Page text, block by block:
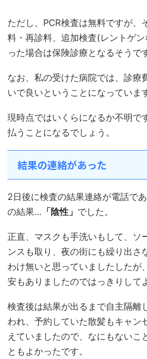
ただし、PCR検査は無料ですが、
料・再診料、追加検査(レントゲ
った場合は保険診療となるそうで
なお、私の受けた病院では、診療
いで良いということになっていま
現時点ではいくらになるか不明で
払うことになるでしょう。
結果の連絡があった
2日後に検査の結果連絡が電話で
の結果… 「陰性」 でした。
正直、マスクも手洗いもして、ソ
ンスも取り、夜の街にも繰り出さ
わけ無いと思っていましたしたが、
安もありましたのではっきりして
検査後は結果が出るまで自主隔離
われ、予約していた散髪もキャン
えていましたので、なにもないこ
ともよかったです。